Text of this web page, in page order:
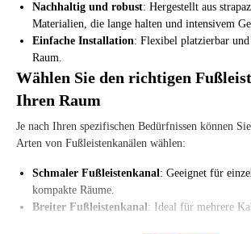
Nachhaltig und robust: Hergestellt aus
Materialien, die lange halten und intensivem
Einfache Installation: Flexibel platzierbar und
Raum.
Wählen Sie den richtigen
Ihren Raum
Je nach Ihren spezifischen Bedürfnissen können
Arten von Fußleistenkanälen wählen:
Schmaler Fußleistenkanal: Geeignet für
kompakte Räume.
Breiter Fußleistenkanal: Ideal für mehrere